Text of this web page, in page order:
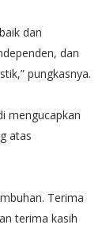
dan
dan
pungkasnya.
mengucapkan
atas
Terima
terima kasih